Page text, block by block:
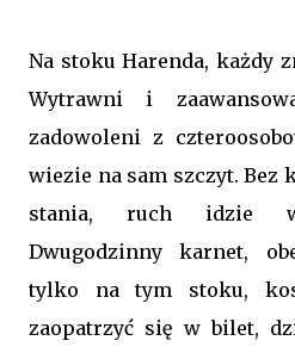
Na stoku Harenda, każdy
Wytrawni i
zadowoleni z
wiezie na sam szczyt. Bez
stania, ruch idzie
Dwugodzinny karnet,
tylko na tym stoku,
zaopatrzyć się w bilet,